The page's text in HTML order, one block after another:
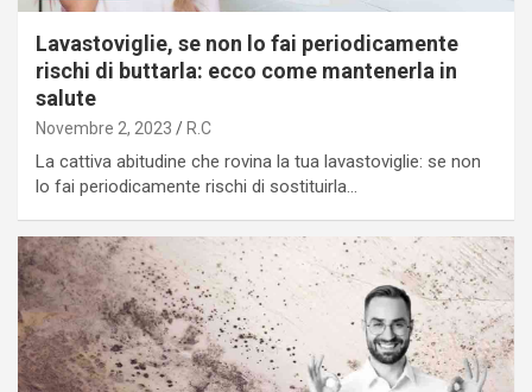
Lavastoviglie, se non lo fai periodicamente
rischi di buttarla: ecco come mantenerla in
salute
Novembre 2, 2023 R.C
La cattiva abitudine che rovina la tua lavastoviglie: se non
lo fai periodicamente rischi di sostituirla…